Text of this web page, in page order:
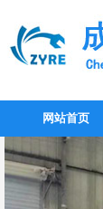
网站首页